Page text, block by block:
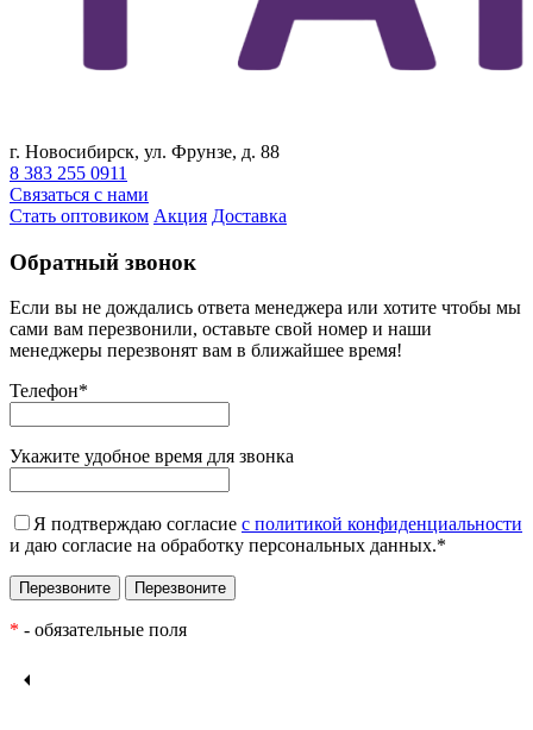
г. Новосибирск, ул. Фрунзе, д. 88
8 383 255 0911
Связаться с нами
Стать оптовиком Акция Доставка
Обратный звонок
Если вы не дождались ответа менеджера или хотите чтобы мы
сами вам перезвонили, оставьте свой номер и наши
менеджеры перезвонят вам в ближайшее время!
Телефон*
Укажите удобное время для звонка
Я подтверждаю согласие с политикой конфиденциальности
и даю согласие на обработку персональных данных.*
* - обязательные поля